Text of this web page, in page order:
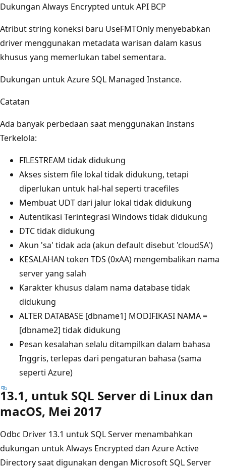
Dukungan Always Encrypted untuk API BCP
Atribut string koneksi baru UseFMTOnly menyebabkan
driver menggunakan metadata warisan dalam kasus
khusus yang memerlukan tabel sementara.
Dukungan untuk Azure SQL Managed Instance.
Catatan
Ada banyak perbedaan saat menggunakan Instans
Terkelola:
FILESTREAM tidak didukung
Akses sistem file lokal tidak didukung, tetapi
diperlukan untuk hal-hal seperti tracefiles
Membuat UDT dari jalur lokal tidak didukung
Autentikasi Terintegrasi Windows tidak didukung
DTC tidak didukung
Akun 'sa' tidak ada (akun default disebut 'cloudSA')
KESALAHAN token TDS (0xAA) mengembalikan nama
server yang salah
Karakter khusus dalam nama database tidak
didukung
ALTER DATABASE [dbname1] MODIFIKASI NAMA =
[dbname2] tidak didukung
Pesan kesalahan selalu ditampilkan dalam bahasa
Inggris, terlepas dari pengaturan bahasa (sama
seperti Azure)
13.1, untuk SQL Server di Linux dan
macOS, Mei 2017
Odbc Driver 13.1 untuk SQL Server menambahkan
dukungan untuk Always Encrypted dan Azure Active
Directory saat digunakan dengan Microsoft SQL Server